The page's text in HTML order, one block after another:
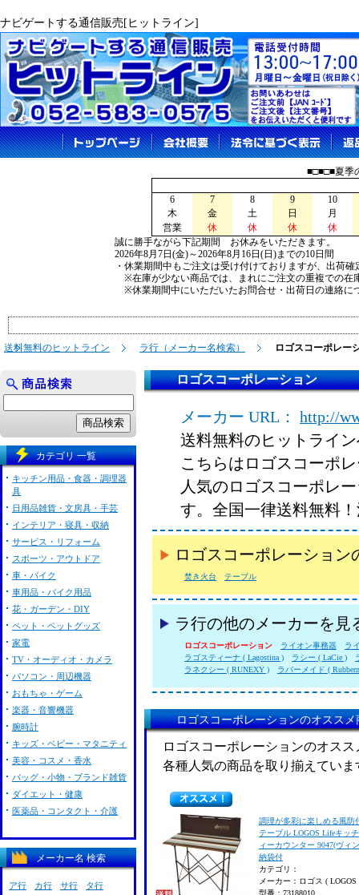
ナビゲートする通信販売[ヒットライン]
■□■□■夏季
6 7 8 9
10
木
金 土 日
月
営業
休 休 休
休
誠に勝手ながら下記期間 お休みをいただきます。
2026年8月7日(金)～2026年8月16日(日)までの10日間
・休業期間中もご注文は受け付けておりますが、出荷
※在庫が少ない商品では、まれにご注文の重複での在
※休業期間中にいただいたお問合せ・出荷日の連絡に
送料無料のヒットライン ラ行（メーカー名検索） ロゴスコーポレー
ロゴスコーポレーション
メーカー URL：
http://
送料無料のヒットライ
こちらはロゴスコーポ
人気のロゴスコーポレ
す。全国一律送料無料
ロゴスコーポレーショ
焚き火台 テーブル
ラ行の他のメーカーを見
ロゴスコーポレーション ライオン事務器
ラ
ラゴスティーナ ( Lagostina )
ラシー ( LaCie )
ラネクシー ( RUNEXY )
ラバーメイド (
ロゴスコーポレーションのオススメ
ロゴスコーポレーションのオス
各種人気の商品を取り揃えていま
調理が多彩に楽しめる風防
テーブル LOGOS Lifeキッ
ィーカウンター 9047(ヴィ
納袋付
カテゴリ：
メーカー：ロゴス ( LOGOS
型番：73188010
カテゴリ 一覧
キッチン用品・食器・調理器
具
日用品雑貨・文房具・手芸
インテリア・寝具・収納
サービス・リフォーム
スポーツ・アウトドア
車・バイク
車用品・バイク用品
花・ガーデン・DIY
ペット・ペットグッズ
家電
TV・オーディオ・カメラ
パソコン・周辺機器
おもちゃ・ゲーム
楽器・音響機器
腕時計
キッズ・ベビー・マタニティ
美容・コスメ・香水
バッグ・小物・ブランド雑貨
ダイエット・健康
医薬品・コンタクト・介護
メーカー名 検索
ア行 カ行 サ行 タ行